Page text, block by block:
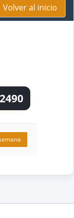
Volver al inicio